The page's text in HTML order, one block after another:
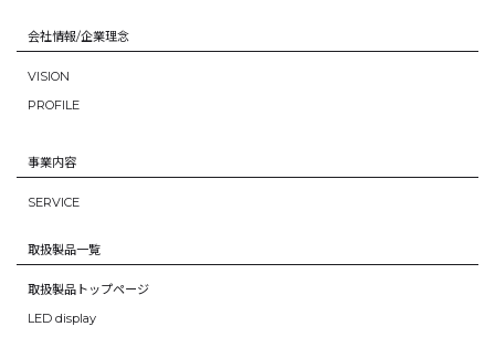
会社情報/企業理念
VISION
PROFILE
事業内容
SERVICE
取扱製品一覧
取扱製品トップページ
LED display